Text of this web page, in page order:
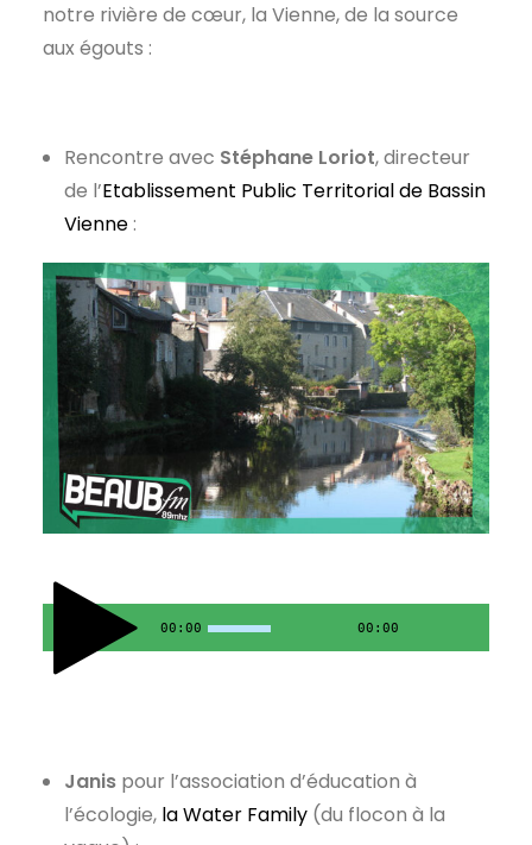
notre rivière de cœur, la Vienne, de la source
aux égouts :
Rencontre avec Stéphane Loriot, directeur
de l’Etablissement Public Territorial de Bassin
Vienne :
00:00 00:00
Janis pour l’association d’éducation à
l’écologie, la Water Family (du flocon à la